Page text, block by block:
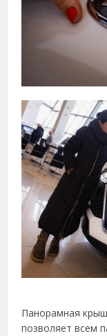
Панорамная
позволяет всем